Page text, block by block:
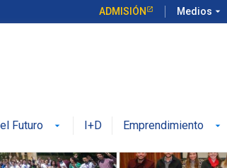
ADMISIÓN Medios arrow_drop_down
Futuro I+D Emprendimiento